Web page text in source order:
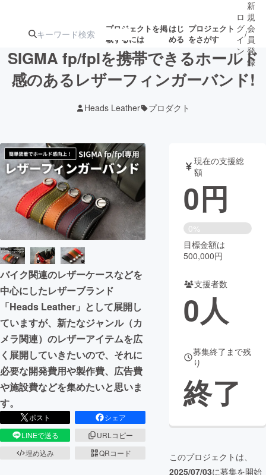
プロジェクトを掲
載するには
はじ
める
プロジェクト
をさがす
ジェクト
募集終了が近いプ
ロジェクト
アート・写真 音楽
テクノロジー・ガジェット ゲーム・サ
映像・映画 書籍・雑誌
ビジネス・起業 チャレンジ
まちづくり・地域活性化
CAMPFIRE for Social Good
CAMPFIRE Creation
CAMPFIREふるさと納税machi-ya
ロ
グ
イ
ン
/
新
規
会
員
登
録
SIGMA fp/fplを携帯できるホールド
感のあるレザーフィンガーバンド!
Heads Leather プロダクト
バイク関連のレザーケースなどを
中心にしたレザーブランド
「Heads Leather」として展開し
ていますが、新たなジャンル（カ
メラ関連）のレザーアイテムを広
く展開していきたいので、それに
必要な開発費用や製作費、広告費
や施設費などを集めたいと思いま
す。
ポスト
シェア
LINEで送る
URLコピー
埋め込み
QRコード
現在の支援総
額
0円
0%
目標金額は
500,000円
支援者数
0人
募集終了まで残
り
終了
このプロジェクトは、
2025/07/03に募集を開始